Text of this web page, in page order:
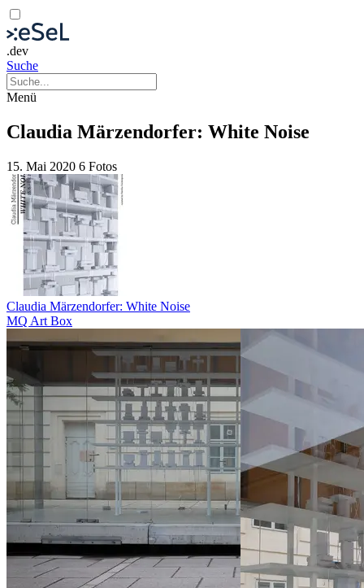
.dev
Suche
Menü
Claudia Märzendorfer: White Noise
15. Mai 2020 6 Fotos
Claudia Märzendorfer: White Noise
MQ Art Box